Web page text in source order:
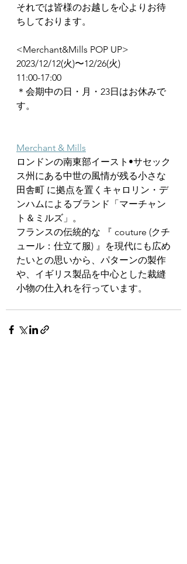
それでは皆様のお越しを心よりお待
ちしております。
<Merchant&Mills POP UP>
2023/12/12(火)〜12/26(火)
11:00-17:00
＊会期中の日・月・23日はお休みで
す。
Merchant & Mills
ロンドンの南東部イースト•サセック
ス州にある中世の風情が残る小さな
田舎町 に拠点を置くキャロリン・デ
ンハムによるブランド「マーチャン
ト＆ミルズ」。
フランスの伝統的な 『 couture (クチ
ュール：仕立て服) 』を現代にも広め
たいとの思いから、パターンの製作
や、イギリス製品を中心とした裁縫
小物の仕入れを行っています。